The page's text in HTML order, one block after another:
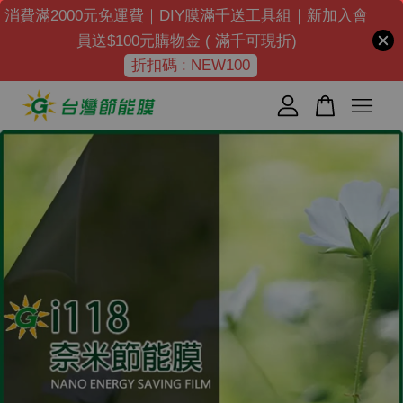
消費滿2000元免運費｜DIY膜滿千送工具組｜新加入會
員送$100元購物金 ( 滿千可現折)
折扣碼 : NEW100
您的購物車目前還是空的。